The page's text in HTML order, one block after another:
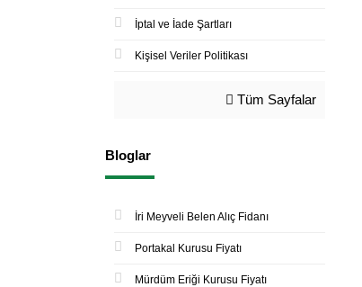
İptal ve İade Şartları
Kişisel Veriler Politikası
Tüm Sayfalar
Bloglar
İri Meyveli Belen Alıç Fidanı
Portakal Kurusu Fiyatı
Mürdüm Eriği Kurusu Fiyatı